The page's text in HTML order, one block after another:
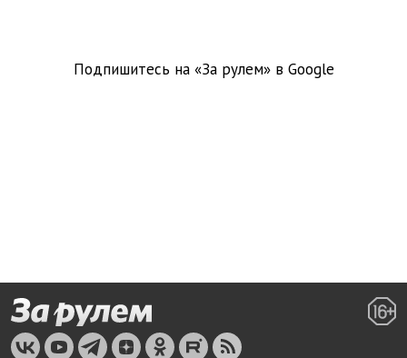
Подпишитесь на «За рулем» в Google